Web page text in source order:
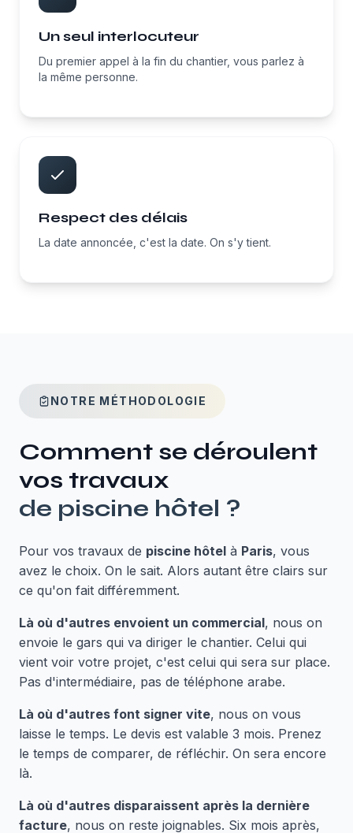
Un seul interlocuteur
Du premier appel à la fin du chantier, vous parlez à
la même personne.
Respect des délais
La date annoncée, c'est la date. On s'y tient.
NOTRE MÉTHODOLOGIE
Comment se déroulent
vos travaux
de piscine hôtel ?
Pour vos travaux de piscine hôtel à Paris, vous
avez le choix. On le sait. Alors autant être clairs sur
ce qu'on fait différemment.
Là où d'autres envoient un commercial, nous on
envoie le gars qui va diriger le chantier. Celui qui
vient voir votre projet, c'est celui qui sera sur place.
Pas d'intermédiaire, pas de téléphone arabe.
Là où d'autres font signer vite, nous on vous
laisse le temps. Le devis est valable 3 mois. Prenez
le temps de comparer, de réfléchir. On sera encore
là.
Là où d'autres disparaissent après la dernière
facture, nous on reste joignables. Six mois après,